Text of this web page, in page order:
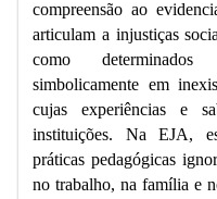
compreensão ao
articulam a injustiças
como
simbolicamente em
cujas experiências e
instituições. Na EJA,
práticas pedagógicas
no trabalho, na família e